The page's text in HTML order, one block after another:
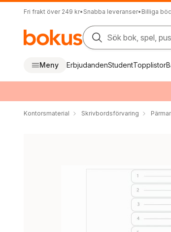
Fri frakt över 249 kr• Snabba leveranser• Billiga
Sök bok, spel,
Meny ErbjudandenStudentTopplistor
Kontorsmaterial Skrivbordsförvaring Pärmar